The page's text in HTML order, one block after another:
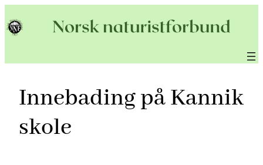
til
Innebading på Kannik
skole